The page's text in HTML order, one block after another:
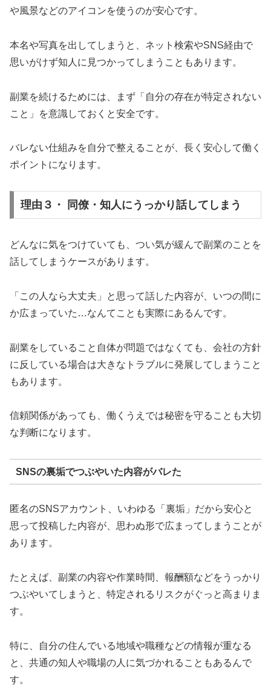
や風景などのアイコンを使うのが安心です。
本名や写真を出してしまうと、ネット検索やSNS経由で
思いがけず知人に見つかってしまうこともあります。
副業を続けるためには、まず「自分の存在が特定されない
こと」を意識しておくと安全です。
バレない仕組みを自分で整えることが、長く安心して働く
ポイントになります。
理由３・ 同僚・知人にうっかり話してしまう
どんなに気をつけていても、つい気が緩んで副業のことを
話してしまうケースがあります。
「この人なら大丈夫」と思って話した内容が、いつの間に
か広まっていた…なんてことも実際にあるんです。
副業をしていること自体が問題ではなくても、会社の方針
に反している場合は大きなトラブルに発展してしまうこと
もあります。
信頼関係があっても、働くうえでは秘密を守ることも大切
な判断になります。
SNSの裏垢でつぶやいた内容がバレた
匿名のSNSアカウント、いわゆる「裏垢」だから安心と
思って投稿した内容が、思わぬ形で広まってしまうことが
あります。
たとえば、副業の内容や作業時間、報酬額などをうっかり
つぶやいてしまうと、特定されるリスクがぐっと高まりま
す。
特に、自分の住んでいる地域や職種などの情報が重なる
と、共通の知人や職場の人に気づかれることもあるんで
す。